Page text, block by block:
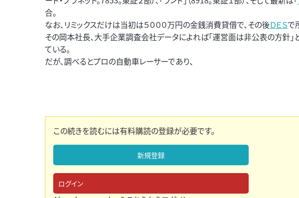
合。
なお、リミックスだけは当初は５０００万円の金銭消費貸借で、その後ＤＥＳで
その岡本社長、大手企業調査会社データによれば「運営面は非公表の方針」
ている。
だが、調べるとプロの自動車レーサーであり、
この続きを読むには有料購読の登録が必要です。
新規登録
ログイン